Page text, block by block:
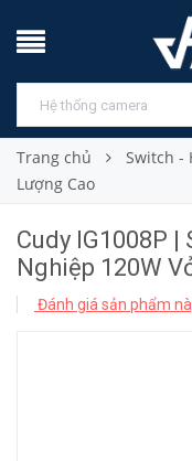
Trang chủ
Switch -
Lượng Cao
Cudy IG1008P
Nghiệp 120W
Đánh giá sản phẩm